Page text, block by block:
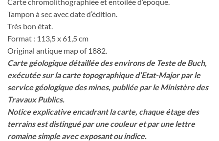
Tampon à sec avec date d’édition.
Très bon état.
Format : 113,5 x 61,5 cm
Original antique map of 1882.
Carte géologique détaillée des environs de Teste de Buch,
exécutée sur la carte topographique d’Etat-Major par le
service géologique des mines, publiée par le Ministère des
Travaux Publics.
Notice explicative encadrant la carte, chaque étage des
terrains est distingué par une couleur et par une lettre
romaine simple avec exposant ou indice.